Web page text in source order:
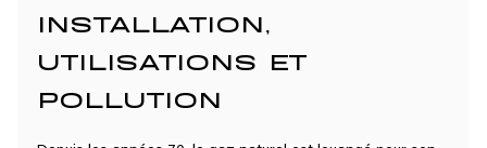
INSTALLATION,
UTILISATIONS ET
POLLUTION